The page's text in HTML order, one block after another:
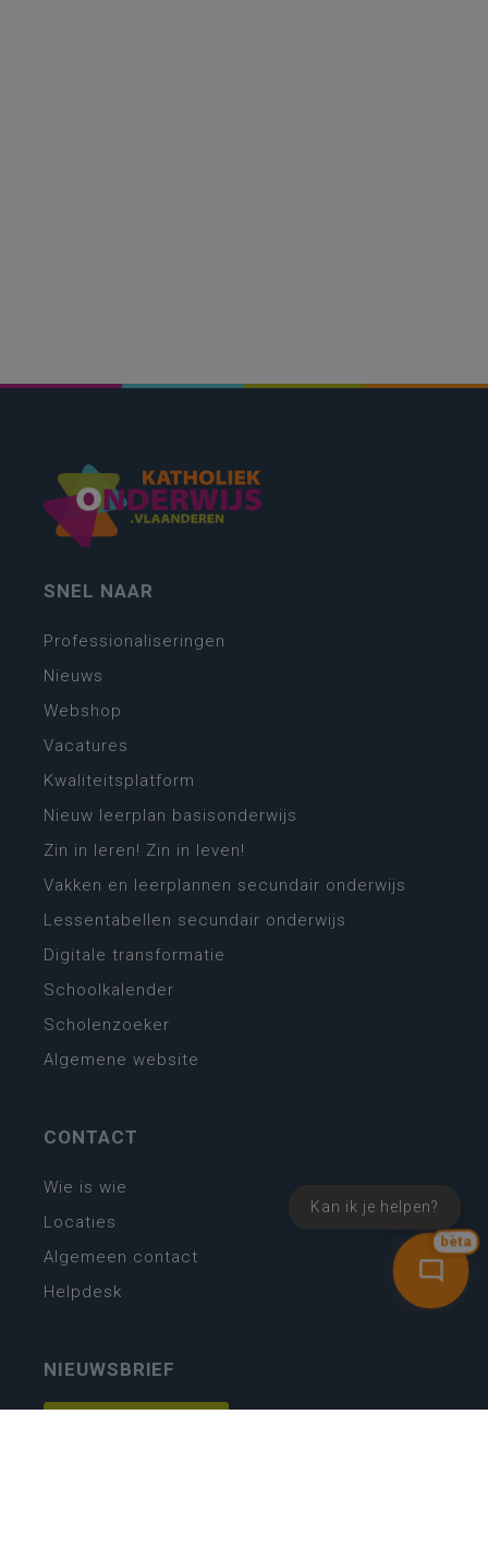
bèta
Kan ik je helpen?
SNEL NAAR
Professionaliseringen
Nieuws
Webshop
Vacatures
Kwaliteitsplatform
Nieuw leerplan basisonderwijs
Zin in leren! Zin in leven!
Vakken en leerplannen secundair onderwijs
Lessentabellen secundair onderwijs
Digitale transformatie
Schoolkalender
Scholenzoeker
Algemene website
CONTACT
Wie is wie
Locaties
Algemeen contact
Helpdesk
NIEUWSBRIEF